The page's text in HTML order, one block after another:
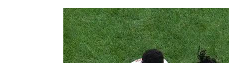
የኢትዮጵያ ኢኮኖሚ ከቡና ባሻገር
August 5, 2026
2ኛው የአዲስ ሚዲያ ኔትዎርክ አመራሮች እና
ሠራተኞች ስፖርት ፌስቲቫል በቴሌቪዥን ዘርፍ
አሸናፊነት ተጠናቀቀ